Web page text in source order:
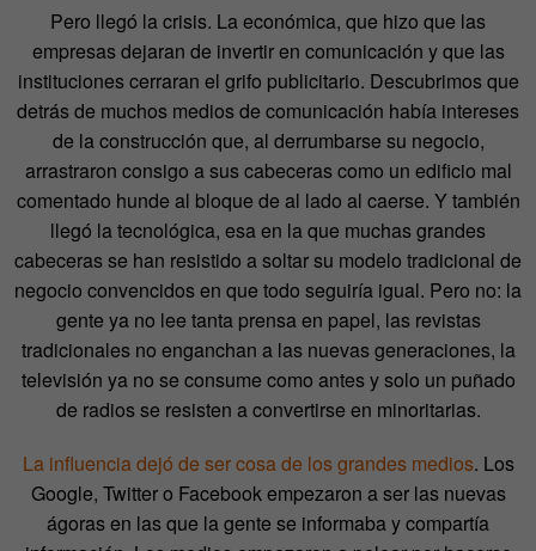
Pero llegó la crisis. La económica, que hizo que las
empresas dejaran de invertir en comunicación y que las
instituciones cerraran el grifo publicitario. Descubrimos que
detrás de muchos medios de comunicación había intereses
de la construcción que, al derrumbarse su negocio,
arrastraron consigo a sus cabeceras como un edificio mal
comentado hunde al bloque de al lado al caerse. Y también
llegó la tecnológica, esa en la que muchas grandes
cabeceras se han resistido a soltar su modelo tradicional de
negocio convencidos en que todo seguiría igual. Pero no: la
gente ya no lee tanta prensa en papel, las revistas
tradicionales no enganchan a las nuevas generaciones, la
televisión ya no se consume como antes y solo un puñado
de radios se resisten a convertirse en minoritarias.
La influencia dejó de ser cosa de los grandes medios. Los
Google, Twitter o Facebook empezaron a ser las nuevas
ágoras en las que la gente se informaba y compartía